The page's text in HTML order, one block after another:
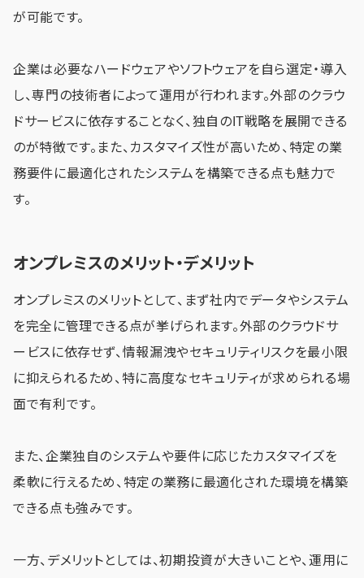
が可能です。
企業は必要なハードウェアやソフトウェアを自ら選定・導入
し、専門の技術者によって運用が行われます。外部のクラウ
ドサービスに依存することなく、独自のIT戦略を展開できる
のが特徴です。また、カスタマイズ性が高いため、特定の業
務要件に最適化されたシステムを構築できる点も魅力で
す。
オンプレミスのメリット・デメリット
オンプレミスのメリットとして、まず社内でデータやシステム
を完全に管理できる点が挙げられます。外部のクラウドサ
ービスに依存せず、情報漏洩やセキュリティリスクを最小限
に抑えられるため、特に高度なセキュリティが求められる場
面で有利です。
また、企業独自のシステムや要件に応じたカスタマイズを
柔軟に行えるため、特定の業務に最適化された環境を構築
できる点も強みです。
一方、デメリットとしては、初期投資が大きいことや、運用に